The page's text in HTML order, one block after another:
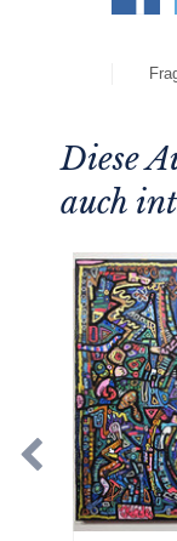
Diese
auch